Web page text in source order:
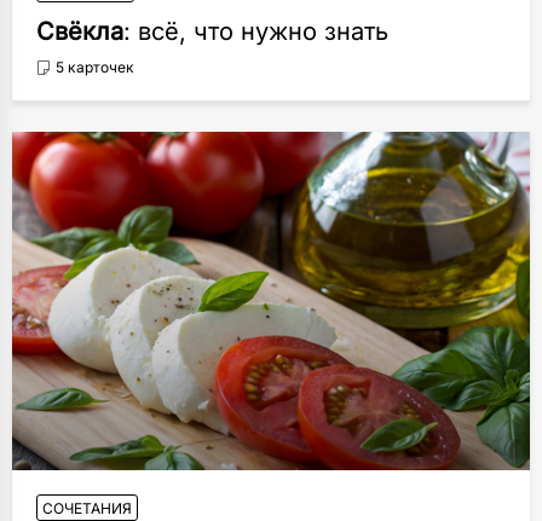
Свёкла: всё, что нужно знать
5 карточек
СОЧЕТАНИЯ